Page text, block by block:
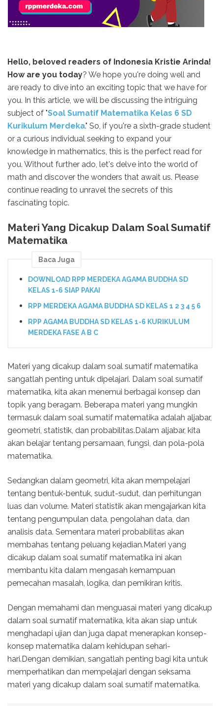
Hello, beloved readers of Indonesia Kristie Arinda!
How are you today? We hope you're doing well and
are ready to dive into an exciting topic that we have for
you. In this article, we will be discussing the intriguing
subject of "Soal Sumatif Matematika Kelas 6 SD
Kurikulum Merdeka." So, if you're a sixth-grade student
or a curious individual seeking to expand your
knowledge in mathematics, this is the perfect read for
you. Without further ado, let's delve into the world of
math and discover the wonders that await us. Please
continue reading to unravel the secrets of this
fascinating topic.
Materi Yang Dicakup Dalam Soal Sumatif
Matematika
Baca Juga
DOWNLOAD RPP MERDEKA AGAMA BUDDHA SD
KELAS 1-6 SIAP PAKAI
RPP MERDEKA AGAMA BUDDHA SD KELAS 1 2 3 4 5 6
RPP AGAMA BUDDHA SD KELAS 1-6 KURIKULUM
MERDEKA FASE A B C
Materi yang dicakup dalam soal sumatif matematika
sangatlah penting untuk dipelajari. Dalam soal sumatif
matematika, kita akan menemui berbagai konsep dan
topik yang beragam. Beberapa materi yang mungkin
termasuk dalam soal sumatif matematika adalah aljabar,
geometri, statistik, dan probabilitas.Dalam aljabar, kita
akan belajar tentang persamaan, fungsi, dan pola-pola
matematika.
Sedangkan dalam geometri, kita akan mempelajari
tentang bentuk-bentuk, sudut-sudut, dan perhitungan
luas dan volume. Materi statistik akan mengajarkan kita
tentang pengumpulan data, pengolahan data, dan
analisis data. Sementara materi probabilitas akan
membahas tentang peluang kejadian.Materi yang
dicakup dalam soal sumatif matematika ini akan
membantu kita dalam mengasah kemampuan
pemecahan masalah, logika, dan pemikiran kritis.
Dengan memahami dan menguasai materi yang dicakup
dalam soal sumatif matematika, kita akan siap untuk
menghadapi ujian dan juga dapat menerapkan konsep-
konsep matematika dalam kehidupan sehari-
hari.Dengan demikian, sangatlah penting bagi kita untuk
memperhatikan dan mempelajari dengan seksama
materi yang dicakup dalam soal sumatif matematika.